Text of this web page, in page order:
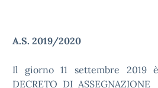
A.S. 2019/2020
Il giorno 11 settembre 2019
DECRETO DI ASSEGNAZIONE